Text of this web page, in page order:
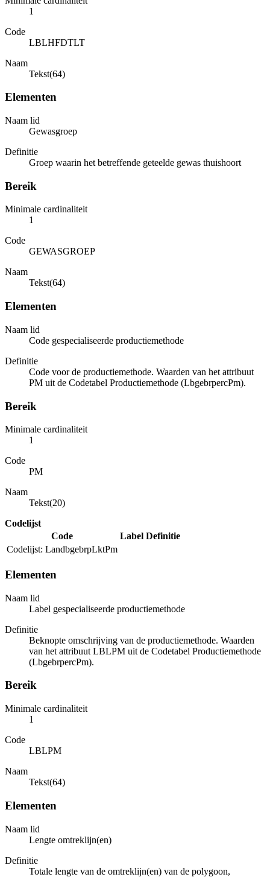
1
Code
LBLHFDTLT
Naam
Tekst(64)
Elementen
Naam lid
Gewasgroep
Definitie
Groep waarin het betreffende geteelde gewas thuishoort
Bereik
Minimale cardinaliteit
1
Code
GEWASGROEP
Naam
Tekst(64)
Elementen
Naam lid
Code gespecialiseerde productiemethode
Definitie
Code voor de productiemethode. Waarden van het attribuut
PM uit de Codetabel Productiemethode (LbgebrpercPm).
Bereik
Minimale cardinaliteit
1
Code
PM
Naam
Tekst(20)
Codelijst
Code
Label Definitie
Codelijst: LandbgebrpLktPm
Elementen
Naam lid
Label gespecialiseerde productiemethode
Definitie
Beknopte omschrijving van de productiemethode. Waarden
van het attribuut LBLPM uit de Codetabel Productiemethode
(LbgebrpercPm).
Bereik
Minimale cardinaliteit
1
Code
LBLPM
Naam
Tekst(64)
Elementen
Naam lid
Lengte omtreklijn(en)
Definitie
Totale lengte van de omtreklijn(en) van de polygoon,